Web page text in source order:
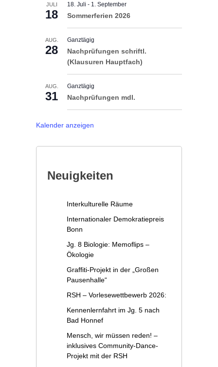
JULI
18
18. Juli - 1. September
Sommerferien 2026
AUG.
28
Ganztägig
Nachprüfungen schriftl.
(Klausuren Hauptfach)
AUG.
31
Ganztägig
Nachprüfungen mdl.
Kalender anzeigen
Neuigkeiten
Interkulturelle Räume
Internationaler Demokratiepreis
Bonn
Jg. 8 Biologie: Memoflips –
Ökologie
Graffiti-Projekt in der „Großen
Pausenhalle“
RSH – Vorlesewettbewerb 2026:
Kennenlernfahrt im Jg. 5 nach
Bad Honnef
Mensch, wir müssen reden! –
inklusives Community-Dance-
Projekt mit der RSH